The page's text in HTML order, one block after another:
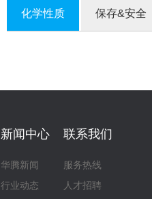
化学性质 保存&安全
新闻中心
华腾新闻
行业动态
联系我们
服务热线
人才招聘